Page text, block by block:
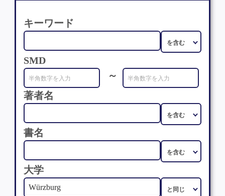
キーワード
SMD
～
著者名
書名
大学